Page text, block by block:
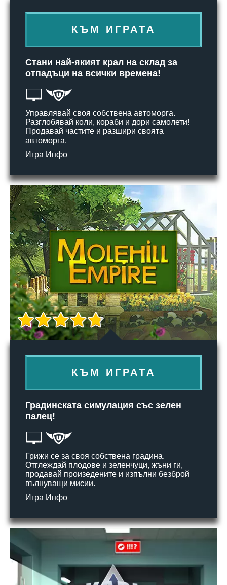
КЪМ ИГРАТА
Стани най-якият крал на склад за
отпадъци на всички времена!
Управлявай своя собствена автоморга.
Разглобявай коли, кораби и дори самолети!
Продавай частите и разшири своята
автоморга.
Игра Инфо
КЪМ ИГРАТА
Градинската симулация със зелен
палец!
Грижи се за своя собствена градина.
Отглеждай плодове и зеленчуци, жъни ги,
продавай произедените и изпълни безброй
вълнуващи мисии.
Игра Инфо